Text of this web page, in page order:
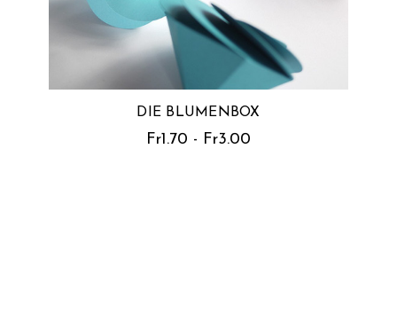
DIE BLUMENBOX
Fr1.70 - Fr3.00